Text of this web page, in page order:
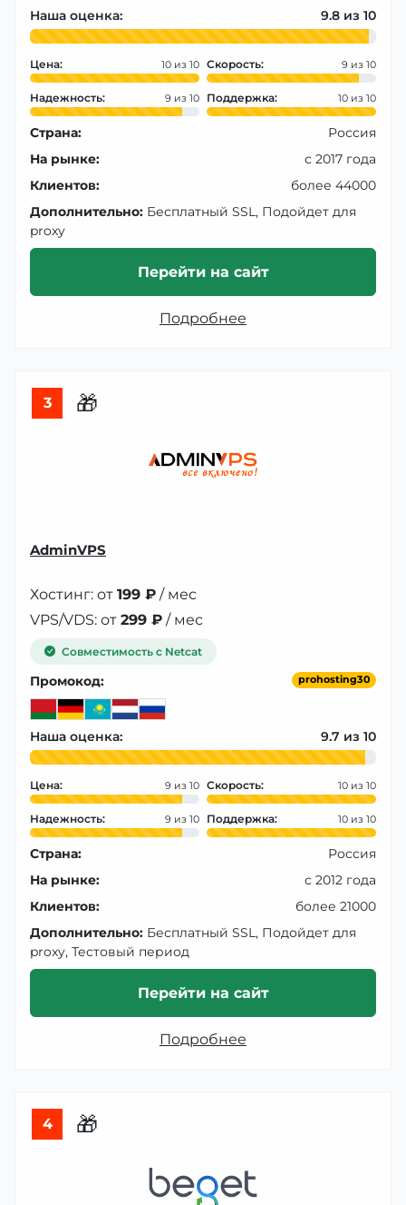
Наша оценка: 9.8
Цена: 10 Скорость: 9
Надежность: 9 Поддержка: 10
Страна:
Россия
На рынке:
с 2017 года
Клиентов:
более 44000
Дополнительно: Бесплатный SSL, Подойдет для
proxy
Перейти на сайт
Подробнее
3 🎁
AdminVPS
Хостинг: от 199 ₽ / мес
VPS/VDS: от 299 ₽ / мес
Совместимость с Netcat
Промокод: prohosting30
Наша оценка: 9.7
Цена: 9 Скорость: 10
Надежность: 9 Поддержка: 10
Страна:
Россия
На рынке:
с 2012 года
Клиентов:
более 21000
Дополнительно: Бесплатный SSL, Подойдет для
proxy, Тестовый период
Перейти на сайт
Подробнее
4 🎁